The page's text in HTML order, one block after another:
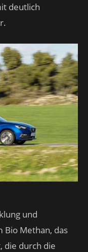
deutlich
und
Methan, das
die durch die